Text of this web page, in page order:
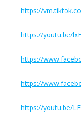
https://
https://youtu.be/
https://
https://
https://youtu.be/